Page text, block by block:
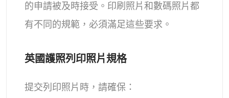
AI頭像生成器
視頻工具
視頻效果
的申請被及時接受。印刷照片和數碼照片都
有不同的規範，必須滿足這些要求。
英國護照列印照片規格
提交列印照片時，請確保：